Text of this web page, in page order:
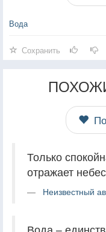
Вода
Сохранить
Только
отражает
Неизвестный